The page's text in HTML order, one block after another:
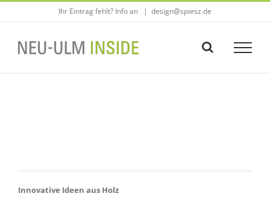
Zum
Ihr Eintrag fehlt? Info an | design@spiesz.de
Innovative Ideen aus Holz